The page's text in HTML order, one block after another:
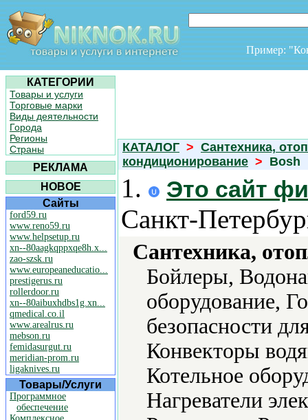
Пример:
КАТЕГОРИИ
Товары и услуги
Торговые марки
Виды деятельности
Города
Регионы
Страны
РЕКЛАМА
НОВОЕ
Сайты
ford59.ru
www.reno59.ru
www.helpsetup.ru
xn--80aagkqppxqe8h.x...
zao-szsk.ru
www.europeaneducatio...
prestigerus.ru
rollerdoor.ru
xn--80aibuxhdbs1g.xn...
qmedical.co.il
www.arealrus.ru
mebson.ru
femidasurgut.ru
meridian-prom.ru
ligaknives.ru
Товары/Услуги
Программное
обеспечение
КАТАЛОГ > Сантехника,
кондиционирование > Bosh
1. Это сайт
Санкт-
Сантехника,
Бойлеры,
оборудование,
безопасности
Конвекторы
Котельное
Нагреватели